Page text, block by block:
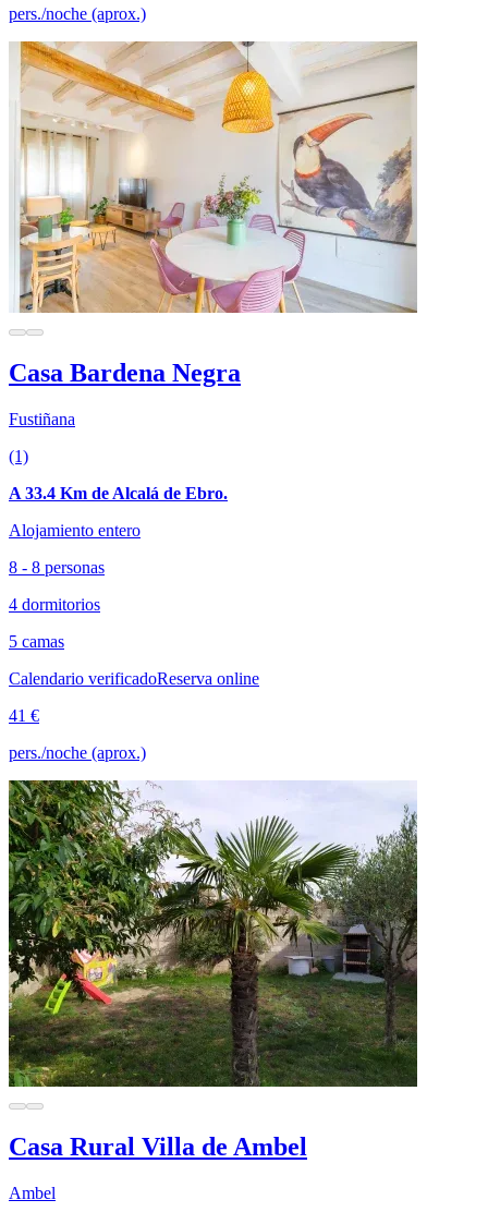
pers./noche (aprox.)
Casa Bardena Negra
Fustiñana
(1)
A 33.4 Km de Alcalá de Ebro.
Alojamiento entero
8 - 8 personas
4 dormitorios
5 camas
Calendario verificadoReserva online
41 €
pers./noche (aprox.)
Casa Rural Villa de Ambel
Ambel